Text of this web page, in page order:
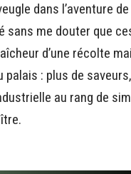
dans l’aventure
sans me douter que
d’une récolte
palais : plus de
au rang de